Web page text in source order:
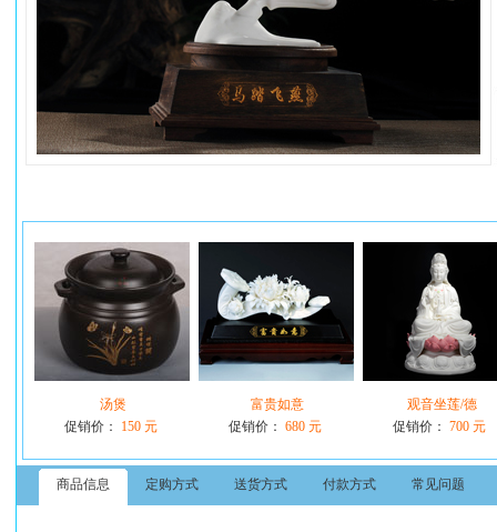
汤煲
促销价：
150 元
富贵如意
促销价： 680 元
观音坐莲/德
促销价： 700 元
商品信息 定购方式 送货方式 付款方式 常见问题